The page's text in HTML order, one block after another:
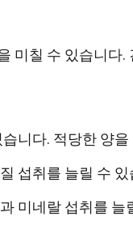
미칠 수 있습니다
니다. 적당한 양
섭취를 늘릴 수 있
미네랄 섭취를 늘